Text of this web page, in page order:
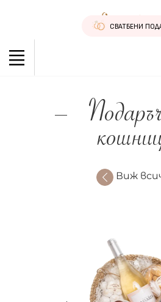
СВАТБЕНИ
Виж